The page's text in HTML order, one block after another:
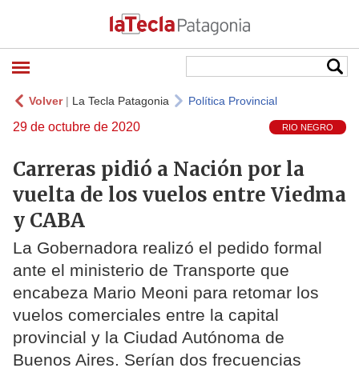
Volver| La Tecla Patagonia Política Provincial
29 de octubre de 2020 RIO NEGRO
Carreras pidió a Nación por la
vuelta de los vuelos entre Viedma
y CABA
La Gobernadora realizó el pedido formal
ante el ministerio de Transporte que
encabeza Mario Meoni para retomar los
vuelos comerciales entre la capital
provincial y la Ciudad Autónoma de
Buenos Aires. Serían dos frecuencias